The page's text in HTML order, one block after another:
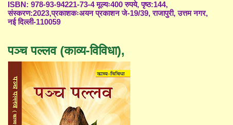
ISBN: 978-93-94221-73-4 मूल्यः400 रुपये, पृष्ठ:144,
संस्करण:2023,प्रकाशकःअयन प्रकाशन जे-19/39, राजापुरी, उत्तम नगर,
नई दिल्ली-110059
पञ्च पल्लव (काव्य-विविधा),